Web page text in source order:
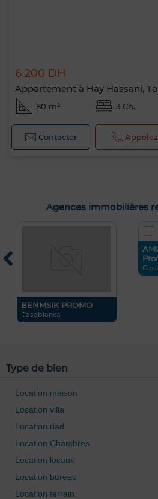
6 200 DH
Appartement à Hay Hassani,
80 m² 3 Ch.
Contacter Appelez
Agences immobilières
BENMSIK PROMO
Casablanca
Type de bien
Location maison
Location villa
Location riad
Location Chambres
Location locaux
Location bureau
Location terrain